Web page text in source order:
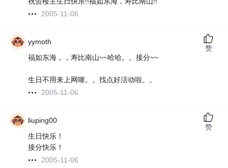
2005-11-06
yymoth
福如东海，，寿比南山~~哈哈。。接分~~
生日不用来上网噻。。找点好活动啦。。
2005-11-06
赞
liuping00
生日快乐！
接分快乐！
2005-11-06
赞